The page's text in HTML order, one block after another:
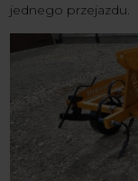
jednego przejazdu.